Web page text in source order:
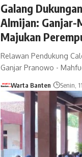
Galang
Almijan: Ganjar-
Majukan
Relawan Pendukung
Ganjar Pranowo -
Warta Banten Senin,